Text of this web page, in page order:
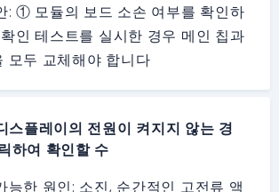
: ① 모듈의 보드 소손 여부를 확인하
인 테스트를 실시한 경우 메인 칩과
모두 교체해야 합니다
스플레이의 전원이 켜지지 않는 경
하여 확인할 수
능한 원인: 소진, 순간적인 고전류 액